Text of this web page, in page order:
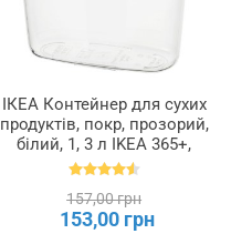
ІКЕА Контейнер для сухих
продуктів, покр, прозорий,
білий, 1, 3 л IKEA 365+,
800.667.23
157,00 грн
153,00 грн